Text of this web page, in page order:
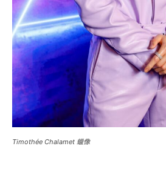
Timothée Chalamet 蠟像